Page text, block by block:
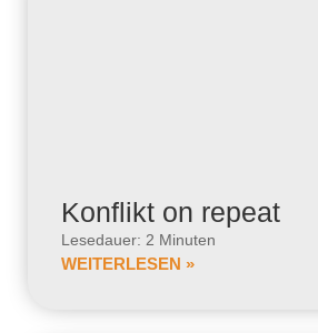
Konflikt on repeat
Lesedauer: 2 Minuten
WEITERLESEN »